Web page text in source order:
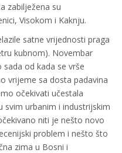
zabilježena su
Visokom i Kaknju.
satne vrijednosti praga
kubnom). Novembar
od kada se vrše
vrijeme sa dosta padavina
očekivati učestala
svim urbanim i industrijskim
niti je nešto novo
problem i nešto što
zima u Bosni i